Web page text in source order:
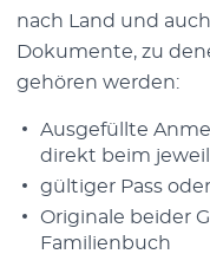
nach Land und
Dokumente, zu
gehören werden:
Ausgefüllte
direkt beim
gültiger Pass
Originale beider
Familienbuch